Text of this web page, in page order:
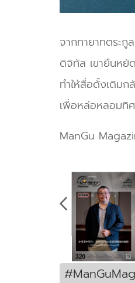
จากทายาทตระ
ดิจิทัล เขายืนหยั
ทำให้สื่อดั้งเดิม
เพื่อหล่อหลอมทิ
ManGu